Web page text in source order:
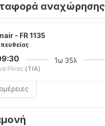
αναχώρησης
- FR 1135
Ρίνας (TIA)
1ω 35λ